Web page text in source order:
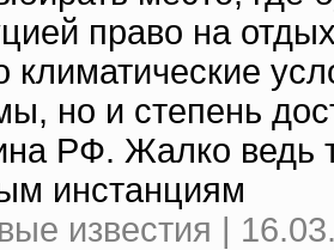
право на
климатические
но и степень
РФ. Жалко ведь
инстанциям
известия |